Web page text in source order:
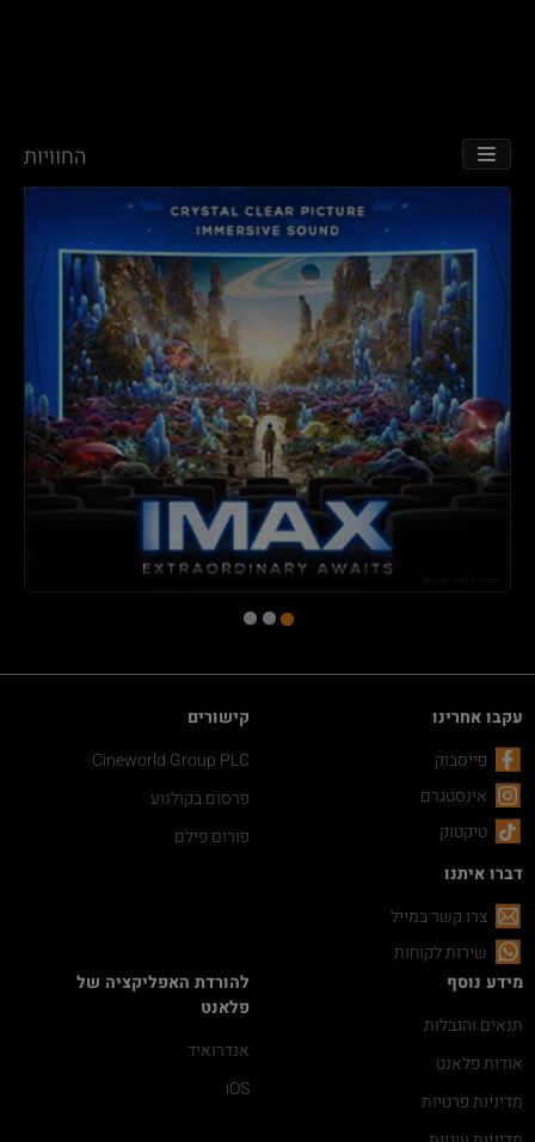
החוויות TOGGLE NAVIGATION
עקבו אחרינו
פייסבוק
אינסטגרם
טיקטוק
דברו איתנו
צרו קשר במייל
שירות לקוחות
קישורים
Cineworld Group PLC
פרסום בקולנוע
פורום פילם
מידע נוסף
תנאים והגבלות
אודות פלאנט
מדיניות פרטיות
להורדת האפליקציה של
פלאנט
אנדרואיד
iOS